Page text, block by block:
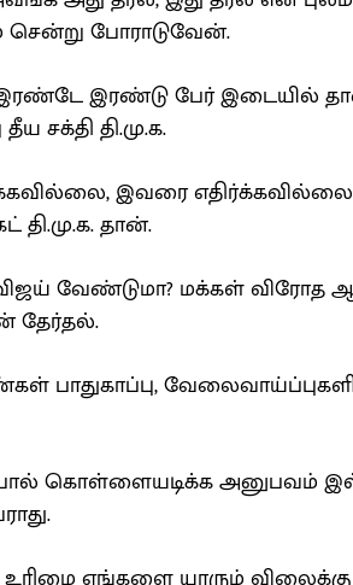
போராடுவேன்.
இரண்டு பேர் இடையில்
சக்தி தி.மு.க.
இவரை
தி.மு.க. தான்.
வேண்டுமா? மக்கள் விரோத
தேர்தல்.
பாதுகாப்பு,
கொள்ளையடிக்க அனுபவம்